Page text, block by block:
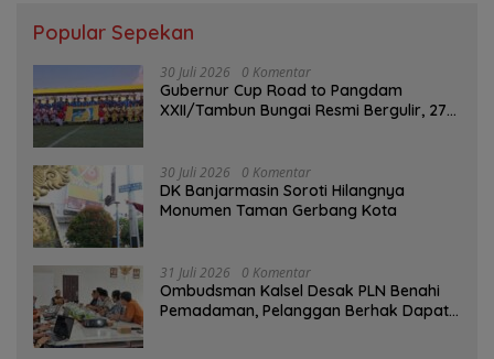
Popular Sepekan
30 Juli 2026 0 Komentar
Gubernur Cup Road to Pangdam
XXII/Tambun Bungai Resmi Bergulir, 27
30 Juli 2026 0 Komentar
DK Banjarmasin Soroti Hilangnya
Monumen Taman Gerbang Kota
31 Juli 2026 0 Komentar
Ombudsman Kalsel Desak PLN Benahi
Pemadaman, Pelanggan Berhak Dapat